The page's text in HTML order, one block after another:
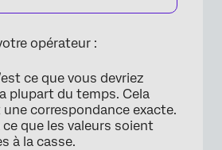
×
opérateur :
ce que vous devriez
plupart du temps. Cela
correspondance exacte.
ce que les valeurs soient
à la casse.